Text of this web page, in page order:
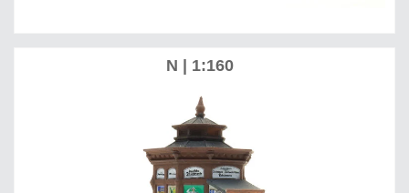
N | 1:160